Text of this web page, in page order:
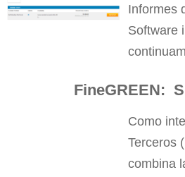
Informes
Software
FineGREEN:
Como
Terceros (
combina